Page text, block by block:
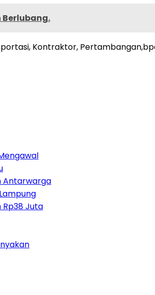
Kontraktor,
Antarwarga
Rp38 Juta